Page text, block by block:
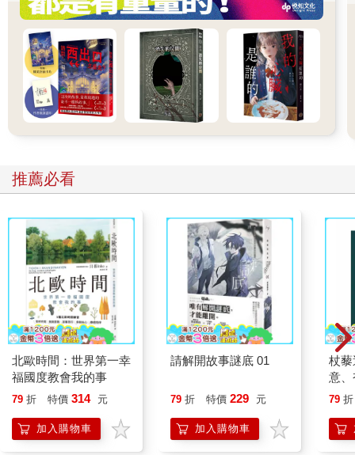
推薦必看
北歐時間：世界第一幸
福國度教會我的事
79 折 特價 314 元
加入購物車
請解開故事謎底 01
79 折 特價 229 元
加入購物車
杖
意
恭
79 折